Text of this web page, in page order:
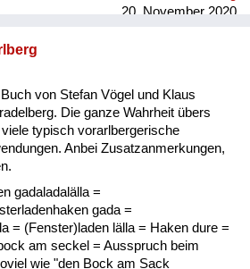
20. November 2020
von Stefan Vögel und Klaus
Die ganze Wahrheit übers
typisch vorarlbergerische
Anbei Zusatzanmerkungen,
gadaladalälla =
gada =
= (Fenster)laden lälla = Haken dure =
am seckel = Ausspruch beim
wie "den Bock am Sack